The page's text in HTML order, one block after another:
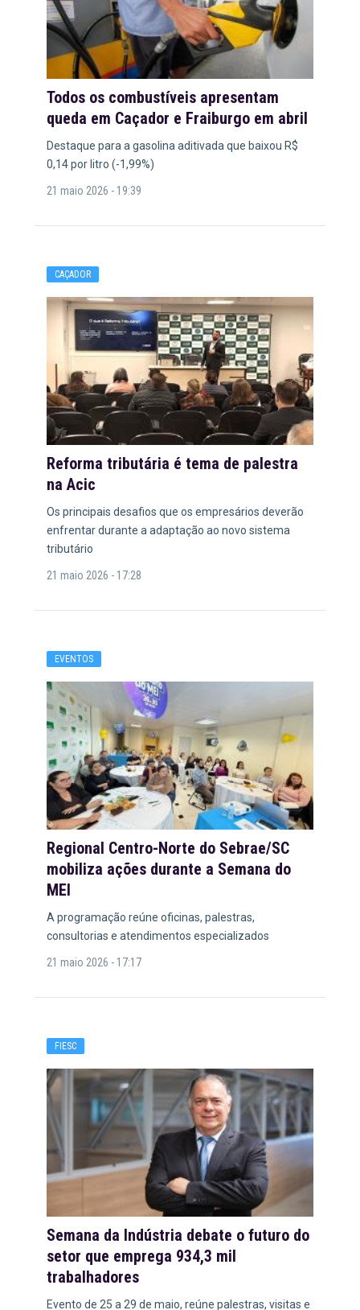
Todos os combustíveis apresentam
queda em Caçador e Fraiburgo em abril
Destaque para a gasolina aditivada que baixou R$
0,14 por litro (-1,99%)
21 maio 2026 - 19:39
CAÇADOR
Reforma tributária é tema de palestra
na Acic
Os principais desafios que os empresários deverão
enfrentar durante a adaptação ao novo sistema
tributário
21 maio 2026 - 17:28
EVENTOS
Regional Centro-Norte do Sebrae/SC
mobiliza ações durante a Semana do
MEI
A programação reúne oficinas, palestras,
consultorias e atendimentos especializados
21 maio 2026 - 17:17
FIESC
Semana da Indústria debate o futuro do
setor que emprega 934,3 mil
trabalhadores
Evento de 25 a 29 de maio, reúne palestras, visitas e